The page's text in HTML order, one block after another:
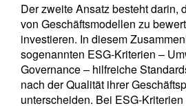
Der zweite Ansatz besteht darin,
von Geschäftsmodellen zu
investieren. In diesem
sogenannten ESG-Kriterien –
Governance – hilfreiche
nach der Qualität ihrer
unterscheiden. Bei ESG-
Ich bin kein US-Bürger *
Ihre Informationen werden in
mit unserer